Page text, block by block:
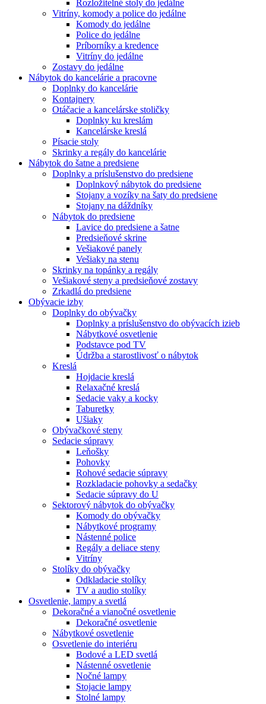
Rozložitelné stoly do jedálne
Vitríny, komody a police do jedálne
Komody do jedálne
Police do jedálne
Príborníky a kredence
Vitríny do jedálne
Zostavy do jedálne
Nábytok do kancelárie a pracovne
Doplnky do kancelárie
Kontajnery
Otáčacie a kancelárske stoličky
Doplnky ku kreslám
Kancelárske kreslá
Písacie stoly
Skrinky a regály do kancelárie
Nábytok do šatne a predsiene
Doplnky a príslušenstvo do predsiene
Doplnkový nábytok do predsiene
Stojany a vozíky na šaty do predsiene
Stojany na dáždníky
Nábytok do predsiene
Lavice do predsiene a šatne
Predsieňové skrine
Vešiakové panely
Vešiaky na stenu
Skrinky na topánky a regály
Vešiakové steny a predsieňové zostavy
Zrkadlá do predsiene
Obývacie izby
Doplnky do obývačky
Doplnky a príslušenstvo do obývacích izieb
Nábytkové osvetlenie
Podstavce pod TV
Údržba a starostlivosť o nábytok
Kreslá
Hojdacie kreslá
Relaxačné kreslá
Sedacie vaky a kocky
Taburetky
Ušiaky
Obývačkové steny
Sedacie súpravy
Leňošky
Pohovky
Rohové sedacie súpravy
Rozkladacie pohovky a sedačky
Sedacie súpravy do U
Sektorový nábytok do obývačky
Komody do obývačky
Nábytkové programy
Nástenné police
Regály a deliace steny
Vitríny
Stolíky do obývačky
Odkladacie stolíky
TV a audio stolíky
Osvetlenie, lampy a svetlá
Dekoračné a vianočné osvetlenie
Dekoračné osvetlenie
Nábytkové osvetlenie
Osvetlenie do interiéru
Bodové a LED svetlá
Nástenné osvetlenie
Nočné lampy
Stojacie lampy
Stolné lampy